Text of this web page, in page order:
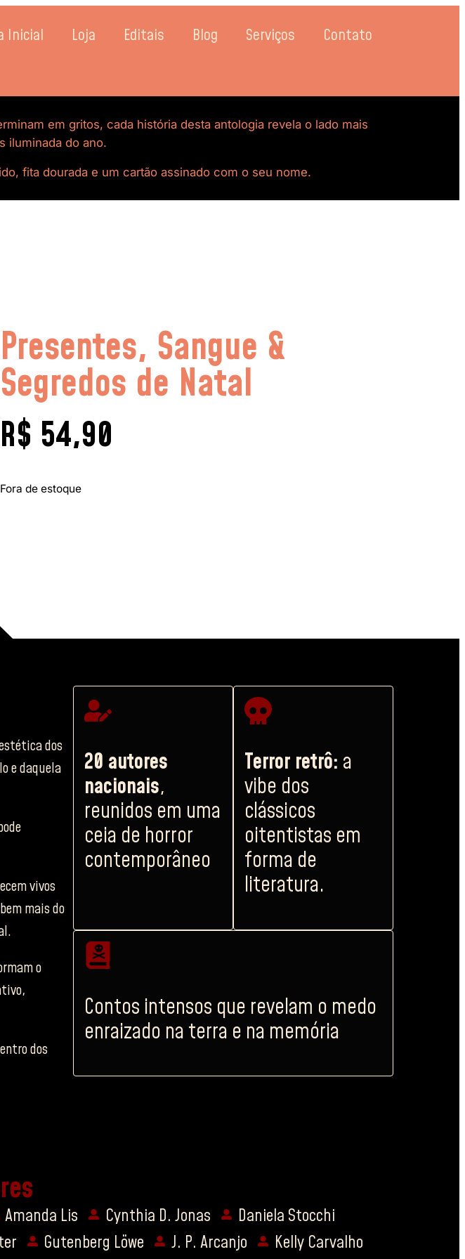
Inicial Loja Editais Blog Serviços Contato
em gritos, cada história desta antologia revela o lado mais
iluminada do ano.
fita dourada e um cartão assinado com o seu nome.
Presentes, Sangue &
Segredos de Natal
R$ 54,90
Fora de estoque
dos
e daquela
vivos
mais do
o
dos
20 autores
nacionais,
reunidos em uma
ceia de horror
contemporâneo
Terror retrô: a
vibe dos
clássicos
oitentistas em
forma de
literatura.
Contos intensos que revelam o medo
enraizado na terra e na memória
Amanda Lis Cynthia D. Jonas
Daniela Stocchi
Gutenberg Löwe J. P. Arcanjo
Kelly Carvalho